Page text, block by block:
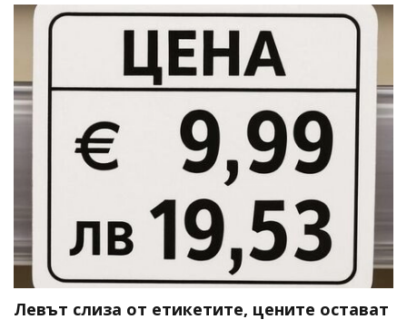
Левът слиза от етикетите, цените остават